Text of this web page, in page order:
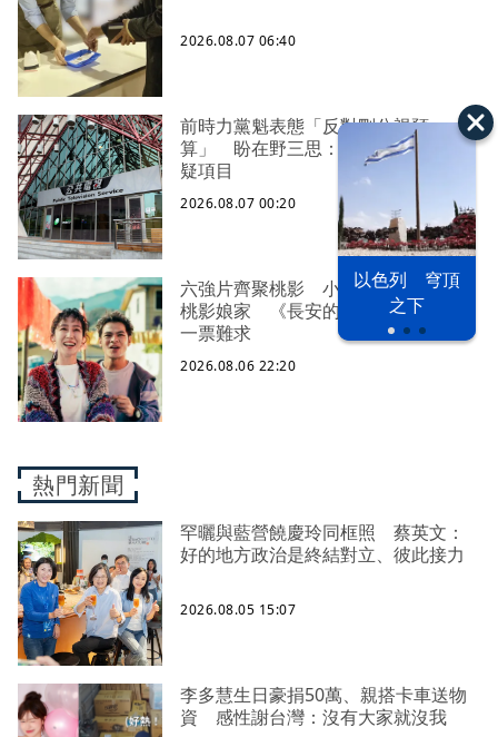
以色列 穹頂
之下
2026.08.07 06:40
前時力黨魁表態「反對刪公視預
算」 盼在野三思：改凍結處理受質
疑項目
2026.08.07 00:20
六強片齊聚桃影 小薰《祖先鬼》回
桃影娘家 《長安的荔枝》桃影加映
一票難求
2026.08.06 22:20
熱門新聞
罕曬與藍營饒慶玲同框照 蔡英文：
好的地方政治是終結對立、彼此接力
2026.08.05 15:07
李多慧生日豪捐50萬、親搭卡車送物
資 感性謝台灣：沒有大家就沒我